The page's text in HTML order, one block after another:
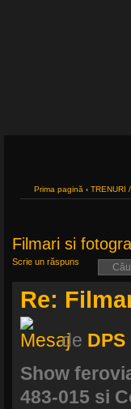
Prima pagină ‹ TRENURI
Filmari si
Scrie un răspuns
Re:
de DPS
Show
483-015 si